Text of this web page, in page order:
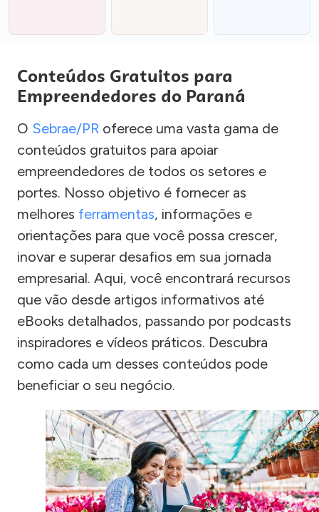
Conteúdos Gratuitos para
Empreendedores do Paraná
O Sebrae/PR oferece uma vasta gama de
conteúdos gratuitos para apoiar
empreendedores de todos os setores e
portes. Nosso objetivo é fornecer as
melhores ferramentas, informações e
orientações para que você possa crescer,
inovar e superar desafios em sua jornada
empresarial. Aqui, você encontrará recursos
que vão desde artigos informativos até
eBooks detalhados, passando por podcasts
inspiradores e vídeos práticos. Descubra
como cada um desses conteúdos pode
beneficiar o seu negócio.